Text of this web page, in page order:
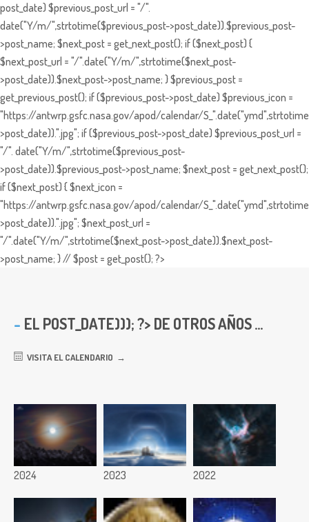
post_date) $previous_post_url = "/".
date("Y/m/",strtotime($previous_post->post_date)).$previous_post-
>post_name; $next_post = get_next_post(); if ($next_post) {
$next_post_url = "/".date("Y/m/",strtotime($next_post-
>post_date)).$next_post->post_name; } $previous_post =
get_previous_post(); if ($previous_post->post_date) $previous_icon =
"https://antwrp.gsfc.nasa.gov/apod/calendar/
>post_date)).".jpg"; if ($previous_post->post_date) $previous_post_url =
"/". date("Y/m/",strtotime($previous_post-
>post_date)).$previous_post->post_name; $next_post = get_next_post();
if ($next_post) { $next_icon =
"https://antwrp.gsfc.nasa.gov/apod/calendar/
>post_date)).".jpg"; $next_post_url =
"/".date("Y/m/",strtotime($next_post->post_date)).$next_post-
>post_name; } // $post = get_post(); ?>
EL POST_DATE))); ?> DE OTROS AÑOS ...
VISITA EL CALENDARIO
2024 2023 2022